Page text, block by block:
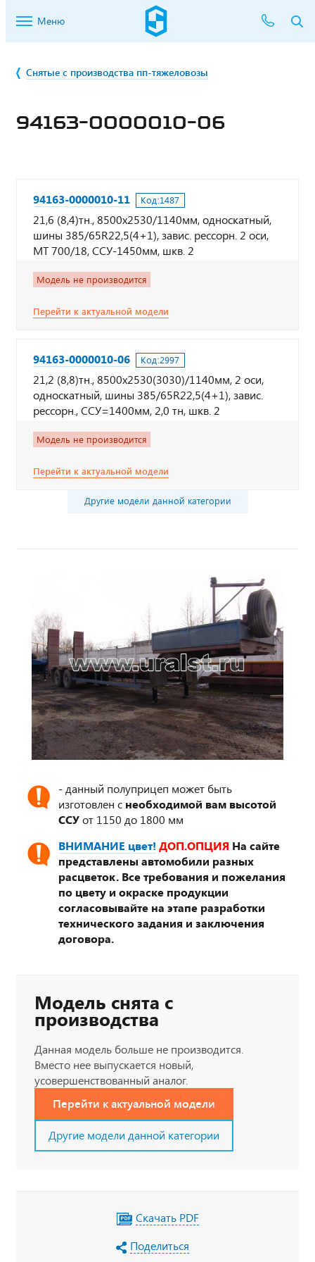
Меню
Снятые с производства пп-тяжеловозы
94163-0000010-06
94163-0000010-11 Код:1487
21,6 (8,4)тн., 8500х2530/1140мм, односкатный,
шины 385/65R22,5(4+1), завис. рессорн. 2 оси,
МТ 700/18, ССУ-1450мм, шкв. 2
Модель не производится
Перейти к актуальной модели
94163-0000010-06 Код:2997
21,2 (8,8)тн., 8500х2530(3030)/1140мм, 2 оси,
односкатный, шины 385/65R22,5(4+1), завис.
рессорн., ССУ=1400мм, 2,0 тн, шкв. 2
Модель не производится
Перейти к актуальной модели
Другие модели данной категории
- данный полуприцеп может быть
изготовлен с необходимой вам высотой
ССУот 1150 до 1800 мм
ВНИМАНИЕ цвет! ДОП.ОПЦИЯ На сайте
представлены автомобили разных
расцветок. Все требования и пожелания
по цвету и окраске продукции
согласовывайте на этапе разработки
технического задания и заключения
договора.
Модель снята с
производства
Данная модель больше не производится.
Вместо нее выпускается новый,
усовершенствованный аналог.
Перейти к актуальной модели
Другие модели данной категории
Скачать PDF
Поделиться